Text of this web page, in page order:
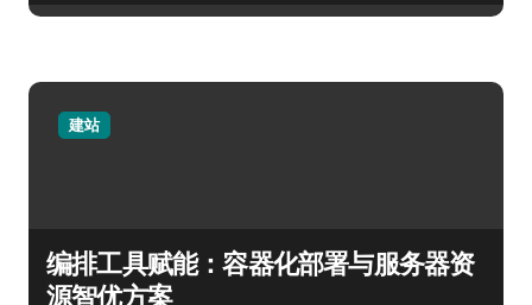
建站
编排工具赋能：容器化部署与服务器资
源智优方案